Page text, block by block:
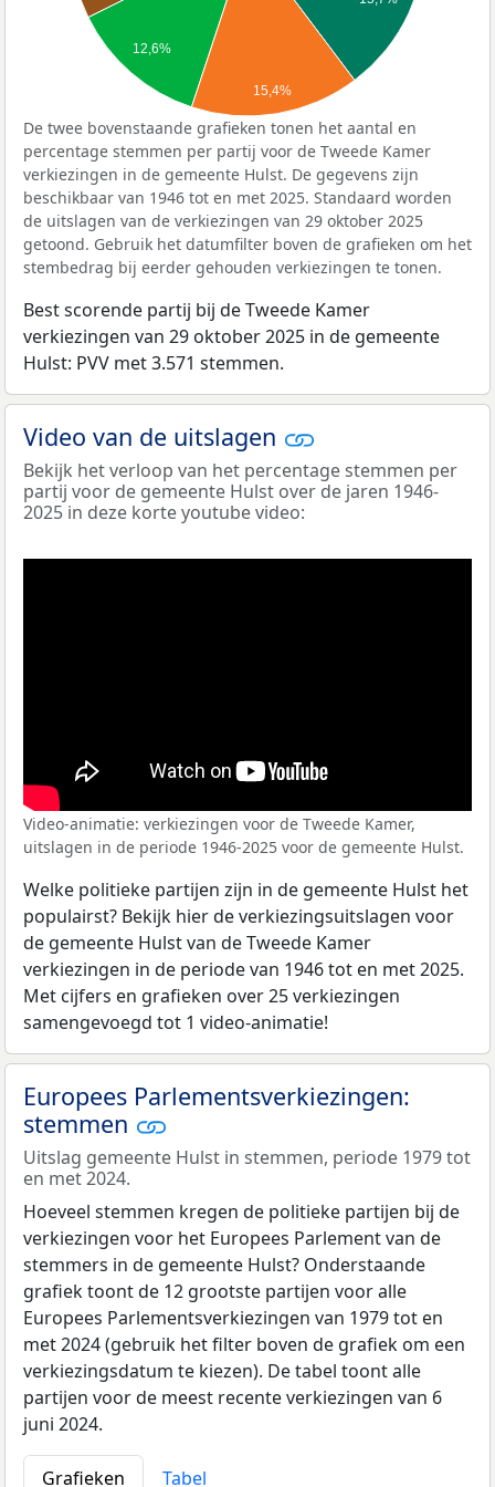
12,6%
15,4%
De twee bovenstaande grafieken tonen het aantal en
percentage stemmen per partij voor de Tweede Kamer
verkiezingen in de gemeente Hulst. De gegevens zijn
beschikbaar van 1946 tot en met 2025. Standaard worden
de uitslagen van de verkiezingen van 29 oktober 2025
getoond. Gebruik het datumfilter boven de grafieken om het
stembedrag bij eerder gehouden verkiezingen te tonen.
Best scorende partij bij de Tweede Kamer
verkiezingen van 29 oktober 2025 in de gemeente
Hulst: PVV met 3.571 stemmen.
Video van de uitslagen
Bekijk het verloop van het percentage stemmen per
partij voor de gemeente Hulst over de jaren 1946-
2025 in deze korte youtube video:
Video-animatie: verkiezingen voor de Tweede Kamer,
uitslagen in de periode 1946-2025 voor de gemeente Hulst.
Welke politieke partijen zijn in de gemeente Hulst het
populairst? Bekijk hier de verkiezingsuitslagen voor
de gemeente Hulst van de Tweede Kamer
verkiezingen in de periode van 1946 tot en met 2025.
Met cijfers en grafieken over 25 verkiezingen
samengevoegd tot 1 video-animatie!
Europees Parlementsverkiezingen:
stemmen
Uitslag gemeente Hulst in stemmen, periode 1979 tot
en met 2024.
Hoeveel stemmen kregen de politieke partijen bij de
verkiezingen voor het Europees Parlement van de
stemmers in de gemeente Hulst? Onderstaande
grafiek toont de 12 grootste partijen voor alle
Europees Parlementsverkiezingen van 1979 tot en
met 2024 (gebruik het filter boven de grafiek om een
verkiezingsdatum te kiezen). De tabel toont alle
partijen voor de meest recente verkiezingen van 6
juni 2024.
Grafieken Tabel